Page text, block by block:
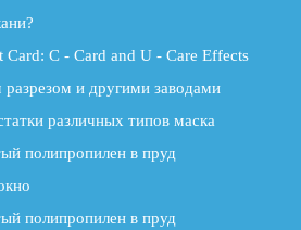
Card: C - Card and U - Care Effects
и другими заводами
различных типов маска
полипропилен в пруд
полипропилен в пруд